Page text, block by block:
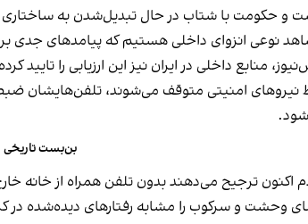
و حکومت با شتاب در حال تبدیل‌شدن به
نوعی انزوای داخلی هستیم که پیامدهای جدی
منابع داخلی در ایران نیز این ارزیابی را
امنیتی متوقف می‌شوند، تلفن‌هایشان
بن‌بست تاریخی
اکنون ترجیح می‌دهند بدون تلفن همراه از خانه
وحشت و سرکوب را مشابه رفتارهای دیده‌شده